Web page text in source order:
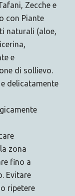
Zecche e
con Piante
naturali (aloe,
e
di sollievo.
delicatamente
zona
fino a
Evitare
ripetere